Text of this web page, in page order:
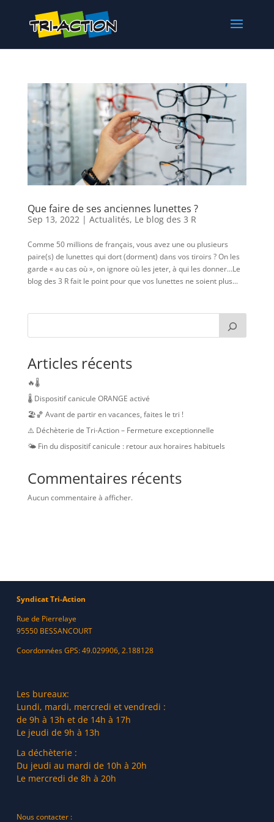
Que faire de ses anciennes lunettes ?
Sep 13, 2022 | Actualités, Le blog des 3 R
Comme 50 millions de français, vous avez une ou plusieurs
paire(s) de lunettes qui dort (dorment) dans vos tiroirs ? On les
garde « au cas où », on ignore où les jeter, à qui les donner…Le
blog des 3 R fait le point pour que vos lunettes ne soient plus...
Articles récents
🔥🌡️
🌡️ Dispositif canicule ORANGE activé
🏖️🏀 Avant de partir en vacances, faites le tri !
⚠️ Déchèterie de Tri-Action – Fermeture exceptionnelle
🌤️ Fin du dispositif canicule : retour aux horaires habituels
Commentaires récents
Aucun commentaire à afficher.
Syndicat Tri-Action
Rue de Pierrelaye
95550 BESSANCOURT
Coordonnées GPS: 49.029906, 2.188128
Les bureaux:
Lundi, mardi, mercredi et vendredi :
de 9h à 13h et de 14h à 17h
Le jeudi de 9h à 13h
La déchèterie :
Du jeudi au mardi de 10h à 20h
Le mercredi de 8h à 20h
Nous contacter :